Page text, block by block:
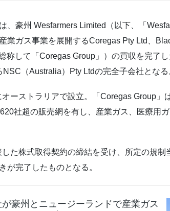
豪州 Wesfarmers Limited（以下、「
業ガス事業を展開するCoregas Pty Ltd、
称して「Coregas Group」）の買収を完了
（Australia）Pty Ltdの完全子会社となる
ーストラリアで設立。「Coregas Group」
社超の販売網を有し、産業ガス、医療用
た株式取得契約の締結を受け、所定の規制
が完了したものとなる。